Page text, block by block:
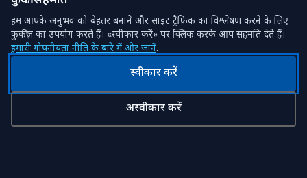
हम आपके अनुभव को बेहतर बनाने और साइट ट्रैफ़िक का विश्लेषण करने के लिए
कुकीज़ का उपयोग करते हैं। «स्वीकार करें» पर क्लिक करके आप सहमति देते हैं।
हमारी गोपनीयता नीति के बारे में और जानें.
स्वीकार करें
अस्वीकार करें